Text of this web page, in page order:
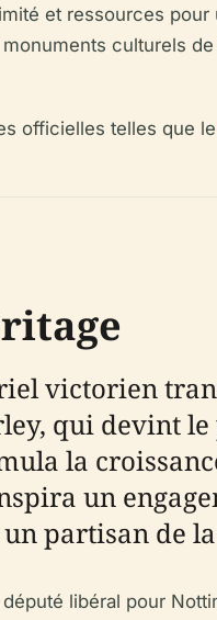
et ressources
culturels
officielles telles que le
victorien
qui devint
la
un
partisan de
libéral pour